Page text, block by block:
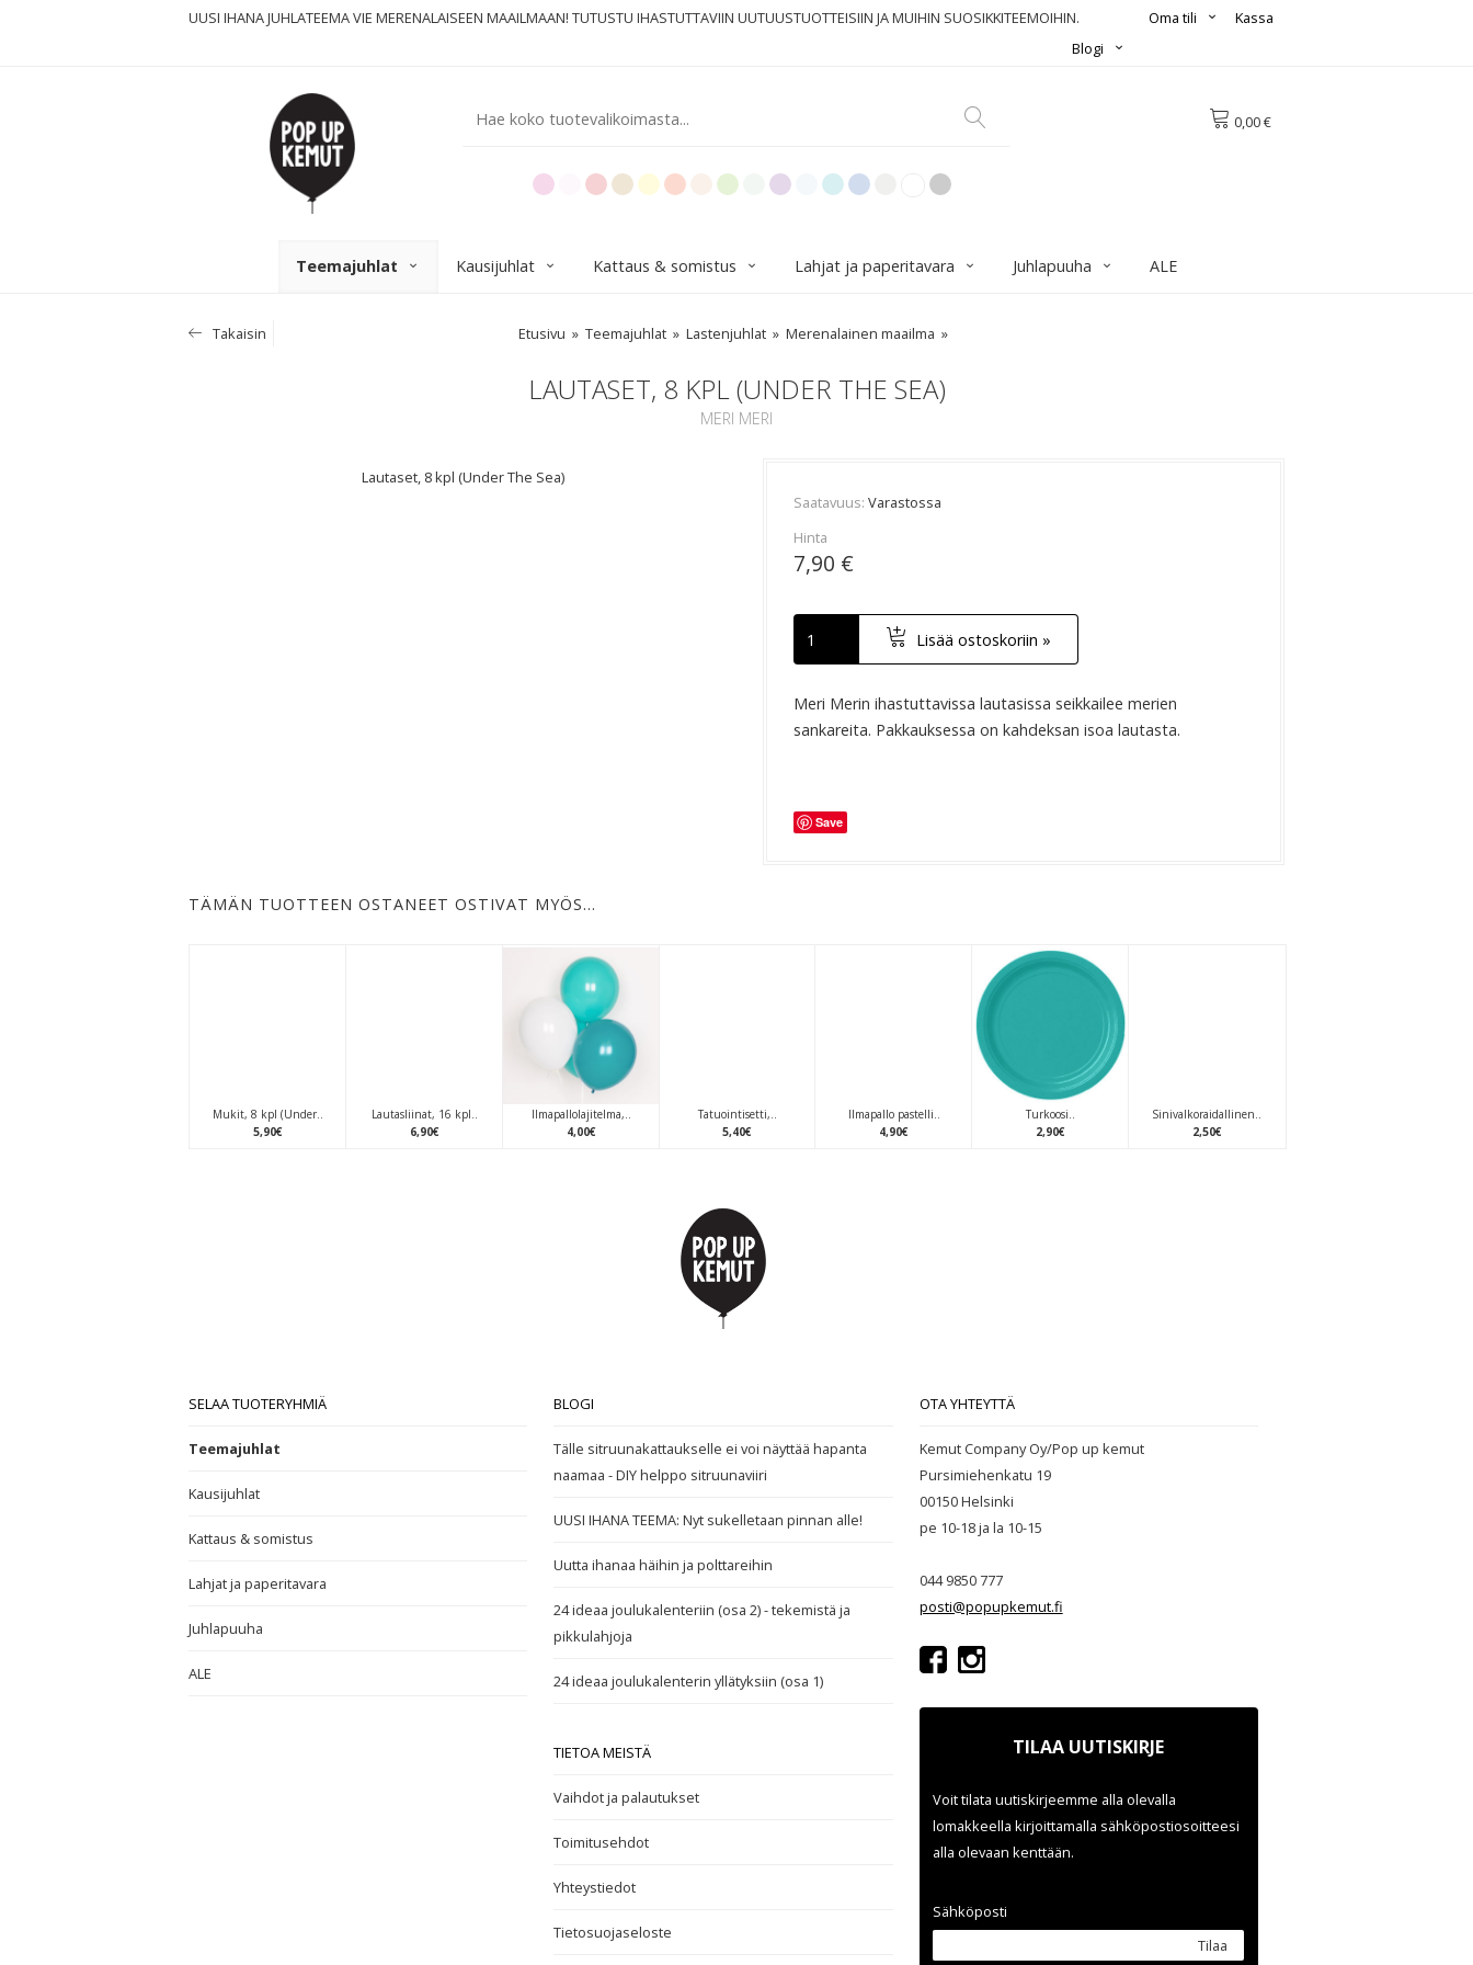
UUSI IHANA JUHLATEEMA VIE MERENALAISEEN MAAILMAAN! TUTUSTU IHASTUTTAVIIN UUTUUSTUOTTEISIIN JA MUIHIN SUOSIKKITEEMOIHIN. Kassa
Oma tili
Blogi
0,00 €
Teemajuhlat Kausijuhlat Kattaus & somistus Lahjat ja paperitavara Juhlapuuha ALE
Takaisin Etusivu Teemajuhlat Lastenjuhlat Merenalainen maailma
LAUTASET, 8 KPL (UNDER THE SEA)
MERI MERI
Lautaset, 8 kpl (Under The Sea)
Saatavuus Varastossa
Hinta
7,90 €
Lisää ostoskoriin »
Meri Merin ihastuttavissa lautasissa seikkailee merien
sankareita. Pakkauksessa on kahdeksan isoa lautasta.
Save
TÄMÄN TUOTTEEN OSTANEET OSTIVAT MYÖS…
Mukit, 8 kpl (Under..
5,90€
Lautasliinat, 16 kpl..
6,90€
Ilmapallolajitelma,..
4,00€
Tatuointisetti,..
5,40€
Ilmapallo pastelli..
4,90€
Turkoosi..
2,90€
Sinivalkoraidallinen..
2,50€
SELAA TUOTERYHMIÄ
Teemajuhlat
Kausijuhlat
Kattaus & somistus
Lahjat ja paperitavara
Juhlapuuha
ALE
BLOGI
Tälle sitruunakattaukselle ei voi näyttää hapanta
naamaa - DIY helppo sitruunaviiri
UUSI IHANA TEEMA: Nyt sukelletaan pinnan alle!
Uutta ihanaa häihin ja polttareihin
24 ideaa joulukalenteriin (osa 2) - tekemistä ja
pikkulahjoja
24 ideaa joulukalenterin yllätyksiin (osa 1)
TIETOA MEISTÄ
Vaihdot ja palautukset
Toimitusehdot
Yhteystiedot
Tietosuojaseloste
OTA YHTEYTTÄ
Kemut Company Oy/Pop up kemut
Pursimiehenkatu 19
00150 Helsinki
pe 10-18ja la 10-15
044 9850 777
posti@popupkemut.fi
TILAA UUTISKIRJE
Voit tilata uutiskirjeemme alla olevalla
lomakkeella kirjoittamalla sähköpostiosoitteesi
alla olevaan kenttään.
Sähköposti
Tilaa